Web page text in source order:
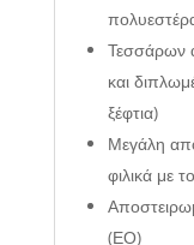
Τεσσάρων
και
ξέφτια)
Μεγάλη
φιλικά με
(ΕΟ)